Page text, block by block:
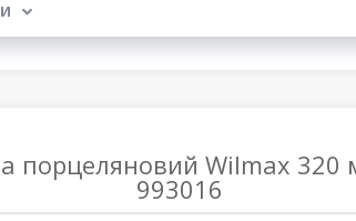
порцеляновий Wilmax 320
993016